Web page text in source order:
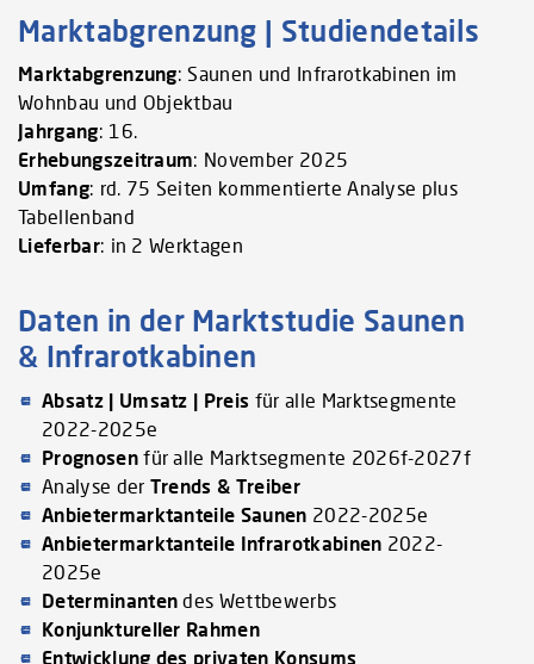
Marktabgrenzung | Studiendetails
Marktabgrenzung: Saunen und Infrarotkabinen im
Wohnbau und Objektbau
Jahrgang: 16.
Erhebungszeitraum: November 2025
Umfang: rd. 75 Seiten kommentierte Analyse plus
Tabellenband
Lieferbar: in 2 Werktagen
Daten in der Marktstudie Saunen
& Infrarotkabinen
Absatz | Umsatz | Preis für alle Marktsegmente
2022-2025e
Prognosenfür alle Marktsegmente 2026f-2027f
Analyse der Trends & Treiber
Anbietermarktanteile Saunen 2022-2025e
Anbietermarktanteile Infrarotkabinen 2022-
2025e
Determinantendes Wettbewerbs
Konjunktureller Rahmen
Entwicklung des privaten Konsums